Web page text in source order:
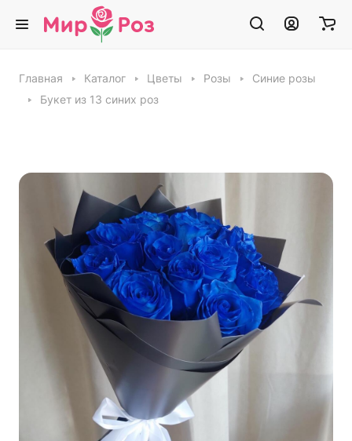
Главная Каталог Цветы Розы
Синие розы
Букет из 13 синих роз